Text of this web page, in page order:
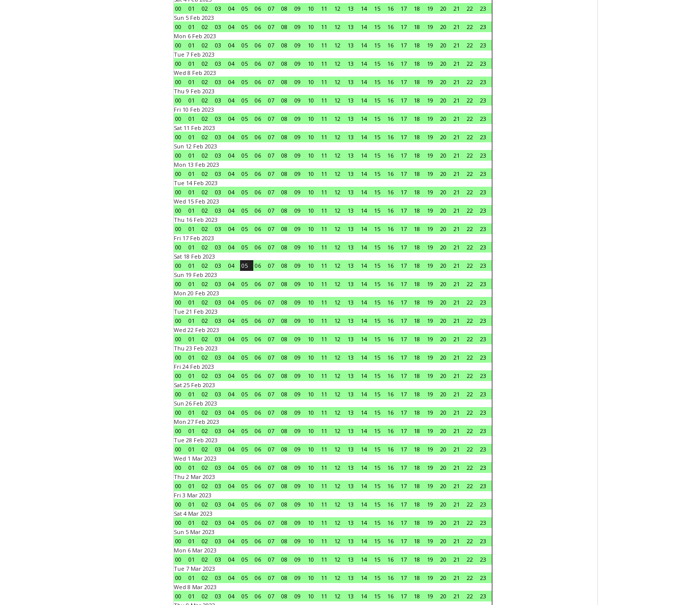
00
01 02 03 04 05 06 07 08 09 10 11 12 13 14 15 16 17 18 19 20 21 22
23
Sun 5 Feb 2023
00
01 02 03 04 05 06 07 08 09 10 11 12 13 14 15 16 17 18 19 20 21 22
23
Mon 6 Feb 2023
00
01 02 03 04 05 06 07 08 09 10 11 12 13 14 15 16 17 18 19 20 21 22
23
Tue 7 Feb 2023
00
01 02 03 04 05 06 07 08 09 10 11 12 13 14 15 16 17 18 19 20 21 22
23
Wed 8 Feb 2023
00
01 02 03 04 05 06 07 08 09 10 11 12 13 14 15 16 17 18 19 20 21 22
23
Thu 9 Feb 2023
00
01 02 03 04 05 06 07 08 09 10 11 12 13 14 15 16 17 18 19 20 21 22
23
Fri 10 Feb 2023
00
01 02 03 04 05 06 07 08 09 10 11 12 13 14 15 16 17 18 19 20 21 22
23
Sat 11 Feb 2023
00
01 02 03 04 05 06 07 08 09 10 11 12 13 14 15 16 17 18 19 20 21 22
23
Sun 12 Feb 2023
00
01 02 03 04 05 06 07 08 09 10 11 12 13 14 15 16 17 18 19 20 21 22
23
Mon 13 Feb 2023
00
01 02 03 04 05 06 07 08 09 10 11 12 13 14 15 16 17 18 19 20 21 22
23
Tue 14 Feb 2023
00
01 02 03 04 05 06 07 08 09 10 11 12 13 14 15 16 17 18 19 20 21 22
23
Wed 15 Feb 2023
00
01 02 03 04 05 06 07 08 09 10 11 12 13 14 15 16 17 18 19 20 21 22
23
Thu 16 Feb 2023
00
01 02 03 04 05 06 07 08 09 10 11 12 13 14 15 16 17 18 19 20 21 22
23
Fri 17 Feb 2023
00
01 02 03 04 05 06 07 08 09 10 11 12 13 14 15 16 17 18 19 20 21 22
23
Sat 18 Feb 2023
00
01 02 03 04 05 06 07 08 09 10 11 12 13 14 15 16 17 18 19 20 21 22
23
Sun 19 Feb 2023
00
01 02 03 04 05 06 07 08 09 10 11 12 13 14 15 16 17 18 19 20 21 22
23
Mon 20 Feb 2023
00
01 02 03 04 05 06 07 08 09 10 11 12 13 14 15 16 17 18 19 20 21 22
23
Tue 21 Feb 2023
00
01 02 03 04 05 06 07 08 09 10 11 12 13 14 15 16 17 18 19 20 21 22
23
Wed 22 Feb 2023
00
01 02 03 04 05 06 07 08 09 10 11 12 13 14 15 16 17 18 19 20 21 22
23
Thu 23 Feb 2023
00
01 02 03 04 05 06 07 08 09 10 11 12 13 14 15 16 17 18 19 20 21 22
23
Fri 24 Feb 2023
00
01 02 03 04 05 06 07 08 09 10 11 12 13 14 15 16 17 18 19 20 21 22
23
Sat 25 Feb 2023
00
01 02 03 04 05 06 07 08 09 10 11 12 13 14 15 16 17 18 19 20 21 22
23
Sun 26 Feb 2023
00
01 02 03 04 05 06 07 08 09 10 11 12 13 14 15 16 17 18 19 20 21 22
23
Mon 27 Feb 2023
00
01 02 03 04 05 06 07 08 09 10 11 12 13 14 15 16 17 18 19 20 21 22
23
Tue 28 Feb 2023
00
01 02 03 04 05 06 07 08 09 10 11 12 13 14 15 16 17 18 19 20 21 22
23
Wed 1 Mar 2023
00
01 02 03 04 05 06 07 08 09 10 11 12 13 14 15 16 17 18 19 20 21 22
23
Thu 2 Mar 2023
00
01 02 03 04 05 06 07 08 09 10 11 12 13 14 15 16 17 18 19 20 21 22
23
Fri 3 Mar 2023
00
01 02 03 04 05 06 07 08 09 10 11 12 13 14 15 16 17 18 19 20 21 22
23
Sat 4 Mar 2023
00
01 02 03 04 05 06 07 08 09 10 11 12 13 14 15 16 17 18 19 20 21 22
23
Sun 5 Mar 2023
00
01 02 03 04 05 06 07 08 09 10 11 12 13 14 15 16 17 18 19 20 21 22
23
Mon 6 Mar 2023
00
01 02 03 04 05 06 07 08 09 10 11 12 13 14 15 16 17 18 19 20 21 22
23
Tue 7 Mar 2023
00
01 02 03 04 05 06 07 08 09 10 11 12 13 14 15 16 17 18 19 20 21 22
23
Wed 8 Mar 2023
00
01 02 03 04 05 06 07 08 09 10 11 12 13 14 15 16 17 18 19 20 21 22
23